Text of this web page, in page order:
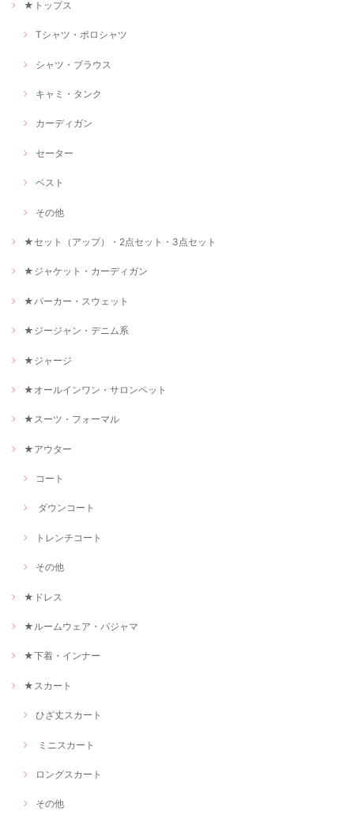
★トップス
Tシャツ・ポロシャツ
シャツ・ブラウス
キャミ・タンク
カーディガン
セーター
ベスト
その他
★セット（アップ）・2点セット・3点セット
★ジャケット・カーディガン
★パーカー・スウェット
★ジージャン・デニム系
★ジャージ
★オールインワン・サロンペット
★スーツ・フォーマル
★アウター
コート
ダウンコート
トレンチコート
その他
★ドレス
★ルームウェア・パジャマ
★下着・インナー
★スカート
ひざ丈スカート
ミニスカート
ロングスカート
その他